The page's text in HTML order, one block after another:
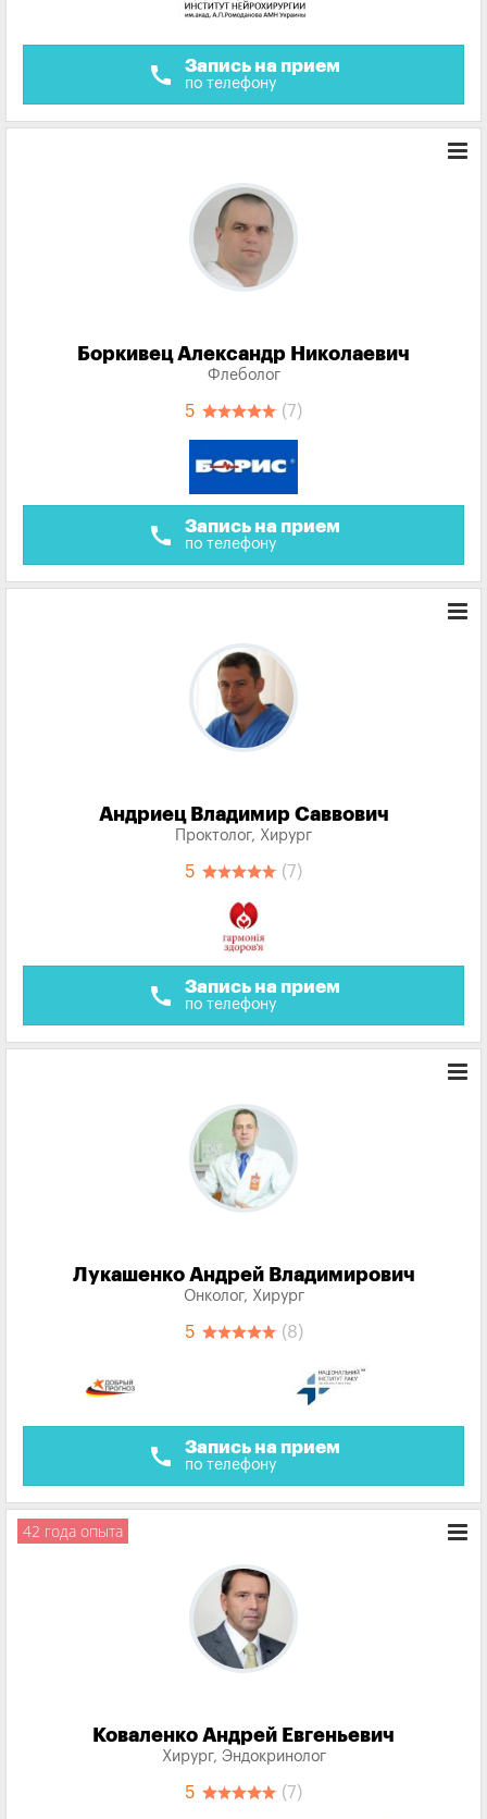
call Запись на прием
по телефону
Боркивец Александр Николаевич
Флеболог
5 (7)
call Запись на прием
по телефону
Андриец Владимир Саввович
Проктолог, Хирург
5 (7)
call Запись на прием
по телефону
Лукашенко Андрей Владимирович
Онколог, Хирург
5 (8)
call Запись на прием
по телефону
42 года опыта
Коваленко Андрей Евгеньевич
Хирург, Эндокринолог
5 (7)